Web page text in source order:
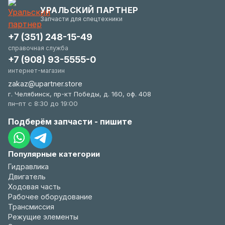
гибки и всегда заинтересованы в вашем
удобстве.
УРАЛЬСКИЙ ПАРТНЕР
Запчасти для спецтехники
Популярные категории
Гидравлика
Двигатель
Ходовая часть
Рабочее оборудование
Трансмиссия
Режущие элементы
+7 (351) 248-15-49
справочная служба
+7 (908) 93-5555-0
интернет-магазин
zakaz@upartner.store
г. Челябинск, пр-кт Победы, д. 160, оф. 408
пн–пт с 8:30 до 19:00
Подберём запчасти - пишите